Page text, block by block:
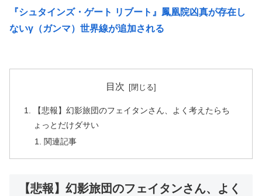
『シュタインズ・ゲート リブート』鳳凰院凶真が存在し
ないγ（ガンマ）世界線が追加される
目次
【悲報】幻影旅団のフェイタンさん、よく考えたらち
ょっとだけダサい
関連記事
【悲報】幻影旅団のフェイタンさん、よく